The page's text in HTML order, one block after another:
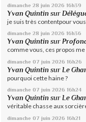
dimanche 28 juin 2026 16h39
Yvan Quintin sur
je suis très contentpour
dimanche 28 juin 2026 16h36
Yvan Quintin sur
comme vous, ces propos
dimanche 07 juin 2026 16h26
Yvan Quintin sur Le
pourquoi cette haine ?
dimanche 07 juin 2026 16h24
Yvan Quintin surLe
véritable chasse aux
dimanche 07 juin 2026 16h21